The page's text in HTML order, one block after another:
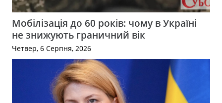
Мобілізація до 60 років: чому в Україні
не знижують граничний вік
Четвер, 6 Серпня, 2026